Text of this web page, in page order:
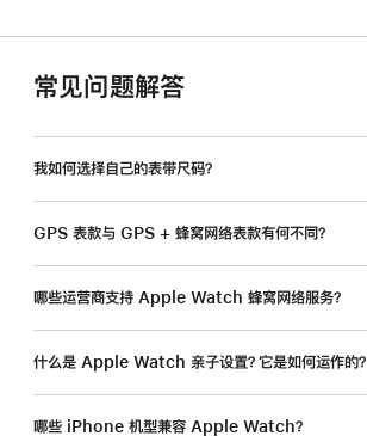
常见问题解答
我如何选择自己的表带尺码？
GPS 表款与 GPS + 蜂窝网络表款有何不同？
哪些运营商支持 Apple Watch 蜂窝网络服务？
什么是 Apple Watch 亲子设置？它是如何运作的？
哪些 iPhone 机型兼容 Apple Watch？